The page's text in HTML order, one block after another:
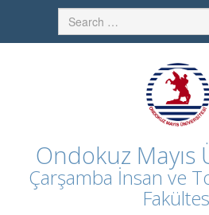
Ondokuz Mayıs
Çarşamba İnsan ve